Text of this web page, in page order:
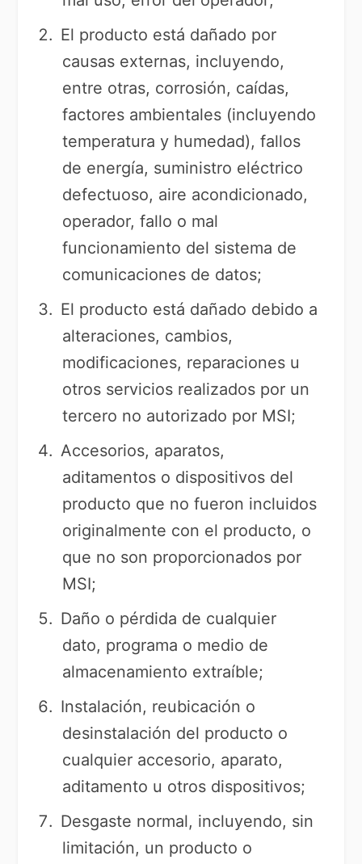
El producto está dañado por
causas externas, incluyendo,
entre otras, corrosión, caídas,
factores ambientales (incluyendo
temperatura y humedad), fallos
de energía, suministro eléctrico
defectuoso, aire acondicionado,
operador, fallo o mal
funcionamiento del sistema de
comunicaciones de datos;
El producto está dañado debido a
alteraciones, cambios,
modificaciones, reparaciones u
otros servicios realizados por un
tercero no autorizado por MSI;
Accesorios, aparatos,
aditamentos o dispositivos del
producto que no fueron incluidos
originalmente con el producto, o
que no son proporcionados por
MSI;
Daño o pérdida de cualquier
dato, programa o medio de
almacenamiento extraíble;
Instalación, reubicación o
desinstalación del producto o
cualquier accesorio, aparato,
aditamento u otros dispositivos;
Desgaste normal, incluyendo, sin
limitación, un producto o